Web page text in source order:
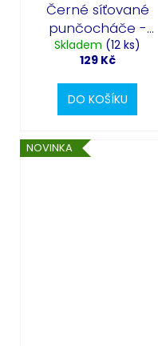
Černé síťované
punčocháče -
lebky
Skladem (12 ks)
129 Kč
DO KOŠÍKU
NOVINKA